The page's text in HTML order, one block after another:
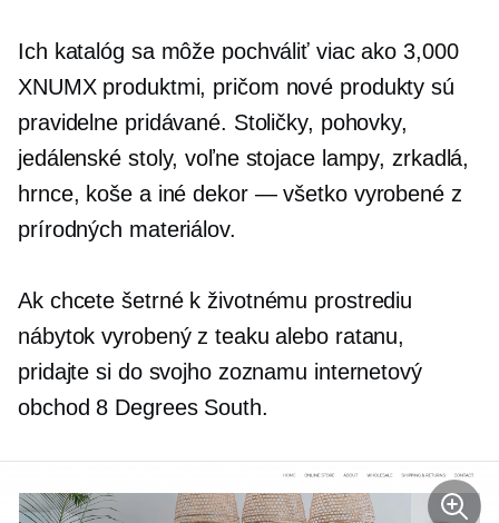
Ich katalóg sa môže pochváliť viac ako 3,000
XNUMX produktmi, pričom nové produkty sú
pravidelne pridávané. Stoličky, pohovky,
jedálenské stoly, voľne stojace lampy, zrkadlá,
hrnce, koše a inédekor — všetkovyrobené z
prírodných materiálov.
Ak chcetešetrné k životnému prostrediu
nábytok vyrobený z teaku alebo ratanu,
pridajte si do svojho zoznamu internetový
obchod 8 Degrees South.